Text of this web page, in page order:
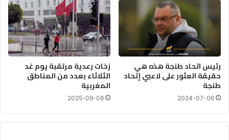
ي
ة
ب
ن
س
ة
ب
س
ب
ب
رئيس اتحاد طنجة هذه هي
حقيقة العثور على لاعبي إتحاد
طنجة
2024-07-06
زخات رعدية مرتقبة يوم غد
الثلاثاء بعدد من المناطق
المغربية
2025-09-08